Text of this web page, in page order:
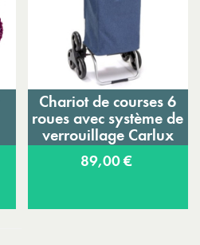
Chariot de courses 6
roues avec système de
verrouillage Carlux
Trio
89,00 €